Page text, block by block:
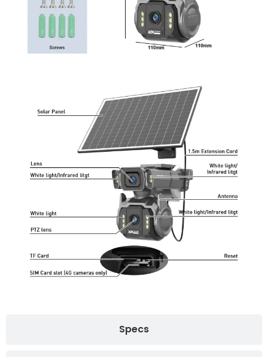
Specs